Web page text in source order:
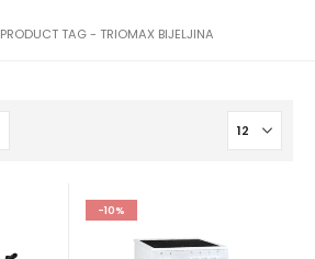
PRODUCT TAG -TRIOMAX BIJELJINA
-10%